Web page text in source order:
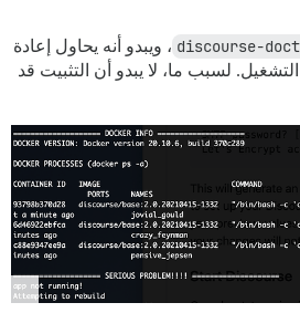
discourse- ، ويبدو أنه يحاول إعادة
التشغيل. لسبب ما، لا يبدو أن التثبيت قد